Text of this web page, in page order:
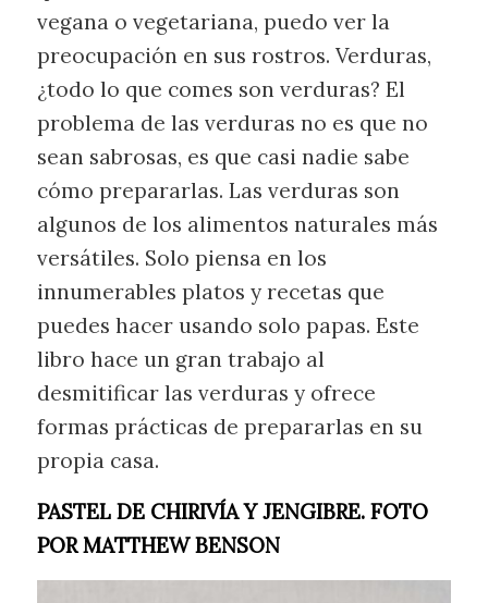
vegana o vegetariana, puedo ver la
preocupación en sus rostros. Verduras,
¿todo lo que comes son verduras? El
problema de las verduras no es que no
sean sabrosas, es que casi nadie sabe
cómo prepararlas. Las verduras son
algunos de los alimentos naturales más
versátiles. Solo piensa en los
innumerables platos y recetas que
puedes hacer usando solo papas. Este
libro hace un gran trabajo al
desmitificar las verduras y ofrece
formas prácticas de prepararlas en su
propia casa.
PASTEL DE CHIRIVÍA Y JENGIBRE. FOTO
POR MATTHEW BENSON